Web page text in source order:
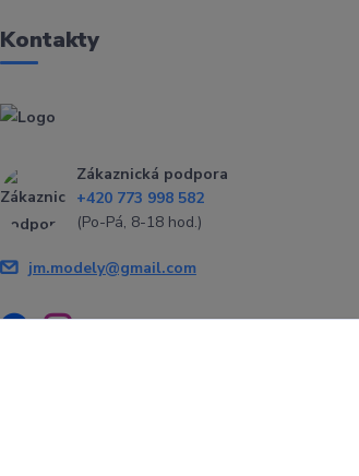
Kontakty
Zákaznická podpora
+420 773 998 582
(Po-Pá, 8-18 hod.)
jm.modely@gmail.com